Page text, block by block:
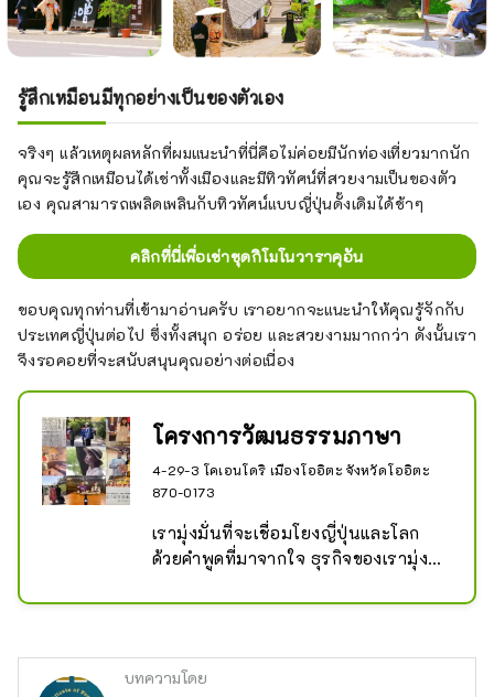
รู้สึกเหมือนมีทุกอย่างเป็นของตัวเอง
จริงๆ แล้วเหตุผลหลักที่ผมแนะนำที่นี่คือไม่ค่อยมีนักท่องเที่ยวมากนัก
คุณจะรู้สึกเหมือนได้เช่าทั้งเมืองและมีทิวทัศน์ที่สวยงามเป็นของตัว
เอง คุณสามารถเพลิดเพลินกับทิวทัศน์แบบญี่ปุ่นดั้งเดิมได้ช้าๆ
คลิกที่นี่เพื่อเช่าชุดกิโมโนวาราคุอัน
ขอบคุณทุกท่านที่เข้ามาอ่านครับ เราอยากจะแนะนำให้คุณรู้จักกับ
ประเทศญี่ปุ่นต่อไป ซึ่งทั้งสนุก อร่อย และสวยงามมากกว่า ดังนั้นเรา
จึงรอคอยที่จะสนับสนุนคุณอย่างต่อเนื่อง
โครงการวัฒนธรรมภาษา
4-29-3 โคเอนโดริ เมืองโออิตะ จังหวัดโออิตะ
870-0173
เรามุ่งมั่นที่จะเชื่อมโยงญี่ปุ่นและโลก
ด้วยคำพูดที่มาจากใจ ธุรกิจของเรามุ่ง
และมัคคุเทศก์ ในขณะที่ดำเนินการทุก
กับ "โอกาสครั้งหนึ่งในชีวิต" เสมอ และ
พยายามอย่างเต็มที่เพื่อสนับสนุนลูกค้า
บทความโดย